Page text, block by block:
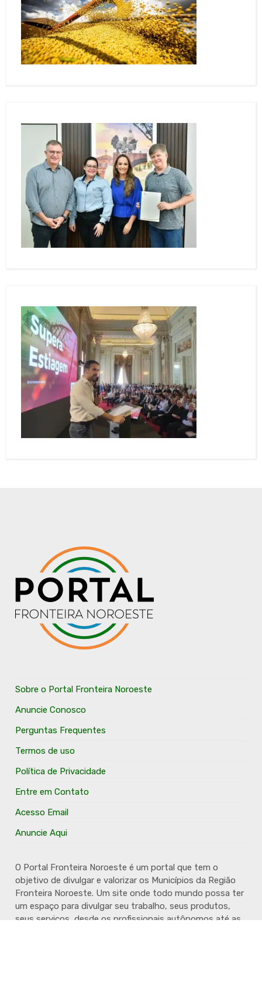
Sobre o Portal Fronteira Noroeste
Anuncie Conosco
Perguntas Frequentes
Termos de uso
Política de Privacidade
Entre em Contato
Acesso Email
Anuncie Aqui
O Portal Fronteira Noroeste é um portal que tem o
objetivo de divulgar e valorizar os Municípios da Região
Fronteira Noroeste. Um site onde todo mundo possa ter
um espaço para divulgar seu trabalho, seus produtos,
seus serviços, desde os profissionais autônomos até as